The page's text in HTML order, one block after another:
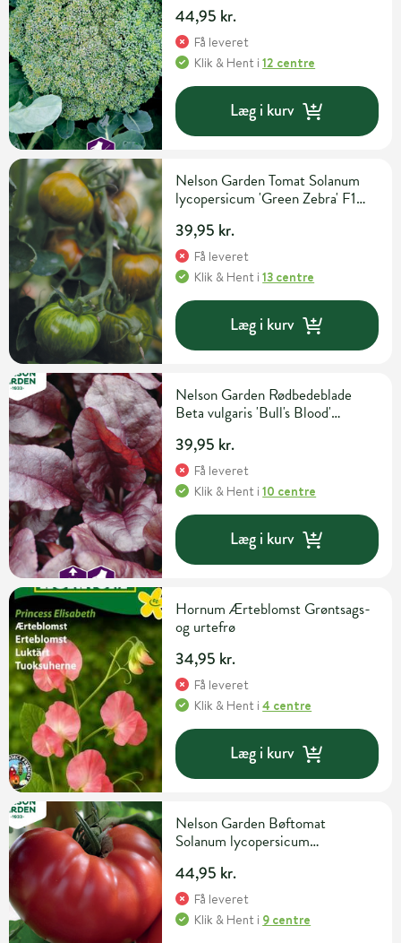
44,95 kr.
Få leveret
Klik & Hent i12 centre
Læg i kurv
Nelson Garden Tomat Solanum
lycopersicum 'Green Zebra' F1
39,95 kr.
Få leveret
Klik & Hent i13 centre
Læg i kurv
Nelson Garden Rødbedeblade
Beta vulgaris 'Bull's Blood'
39,95 kr.
Få leveret
Klik & Hent i10 centre
Læg i kurv
Hornum Ærteblomst Grøntsags-
og urtefrø
34,95 kr.
Få leveret
Klik & Hent i4 centre
Læg i kurv
Nelson Garden Bøftomat
Solanum lycopersicum
44,95 kr.
Få leveret
Klik & Hent i 9 centre